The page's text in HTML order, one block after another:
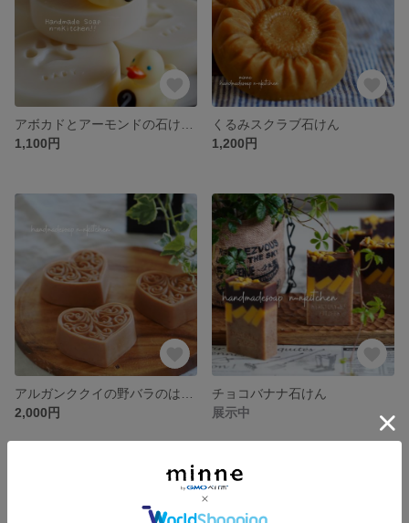
1,100円
くるみスクラブ石けん
1,200円
2,000円
チョコバナナ石けん
展示中